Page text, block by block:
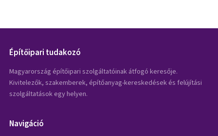
Építőipari tudakozó
Magyarország építőipari szolgáltatóinak átfogó keresője.
Kivitelezők, szakemberek, építőanyag-kereskedések és felújítási
szolgáltatások egy helyen.
Navigáció